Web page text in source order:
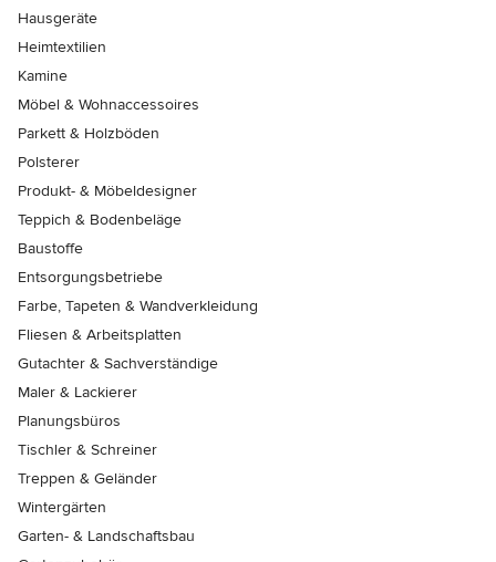
Hausgeräte
Heimtextilien
Kamine
Möbel & Wohnaccessoires
Parkett & Holzböden
Polsterer
Produkt- & Möbeldesigner
Teppich & Bodenbeläge
Baustoffe
Entsorgungsbetriebe
Farbe, Tapeten & Wandverkleidung
Fliesen & Arbeitsplatten
Gutachter & Sachverständige
Maler & Lackierer
Planungsbüros
Tischler & Schreiner
Treppen & Geländer
Wintergärten
Garten- & Landschaftsbau